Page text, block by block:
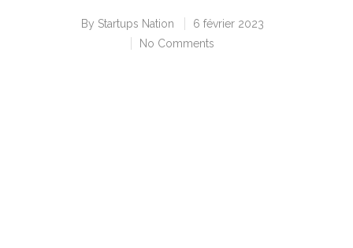
By Startups Nation
6 février 2023
No Comments